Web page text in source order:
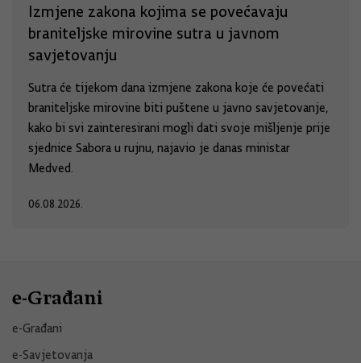
Izmjene zakona kojima se povećavaju
braniteljske mirovine sutra u javnom
savjetovanju
Sutra će tijekom dana izmjene zakona koje će povećati
braniteljske mirovine biti puštene u javno savjetovanje,
kako bi svi zainteresirani mogli dati svoje mišljenje prije
sjednice Sabora u rujnu, najavio je danas ministar
Medved.
06.08.2026.
e-Građani
e-Građani
e-Savjetovanja